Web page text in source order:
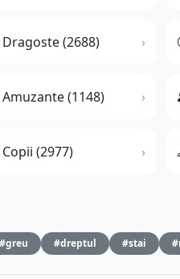
(2688)
(1148)
(2977)
#greu #dreptul #stai